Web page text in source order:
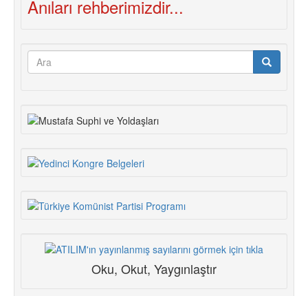
Anıları rehberimizdir...
Arama
Oku, Okut, Yaygınlaştır